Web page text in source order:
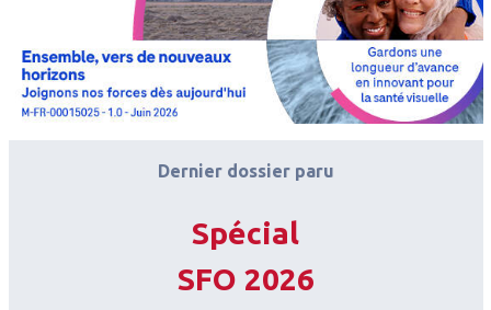
Dernier dossier paru
Spécial
SFO 2026